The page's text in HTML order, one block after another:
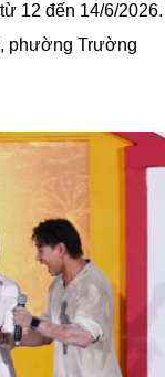
12 đến 14/6/2026.
phường Trường